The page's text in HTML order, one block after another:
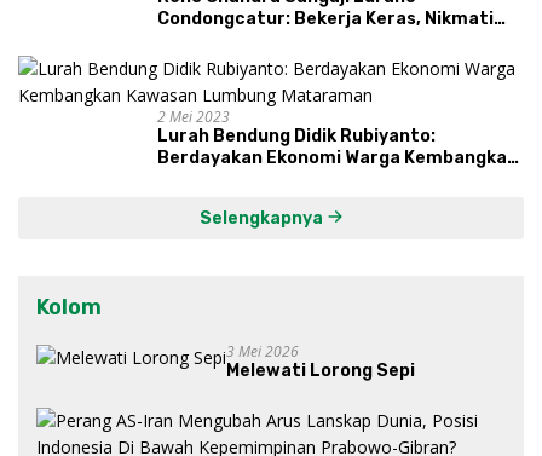
Condongcatur: Bekerja Keras, Nikmati
dan Syukuri Hasil
2 Mei 2023
Lurah Bendung Didik Rubiyanto:
Berdayakan Ekonomi Warga Kembangkan
Selengkapnya
Kolom
3 Mei 2026
Melewati Lorong Sepi